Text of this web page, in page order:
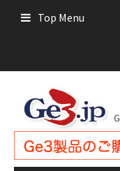
Top Menu